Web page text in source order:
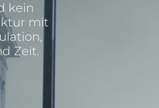
kein
mit
Zeit.